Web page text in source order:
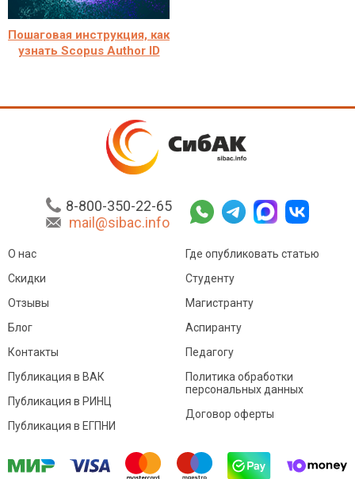
Пошаговая инструкция, как
узнать Scopus Author ID
8-800-350-22-65
mail@sibac.info
О нас
Скидки
Отзывы
Блог
Контакты
Где опубликовать статью
Студенту
Магистранту
Аспиранту
Педагогу
Публикация в ВАК
Публикация в РИНЦ
Публикация в ЕГПНИ
Политика обработки
персональных данных
Договор оферты